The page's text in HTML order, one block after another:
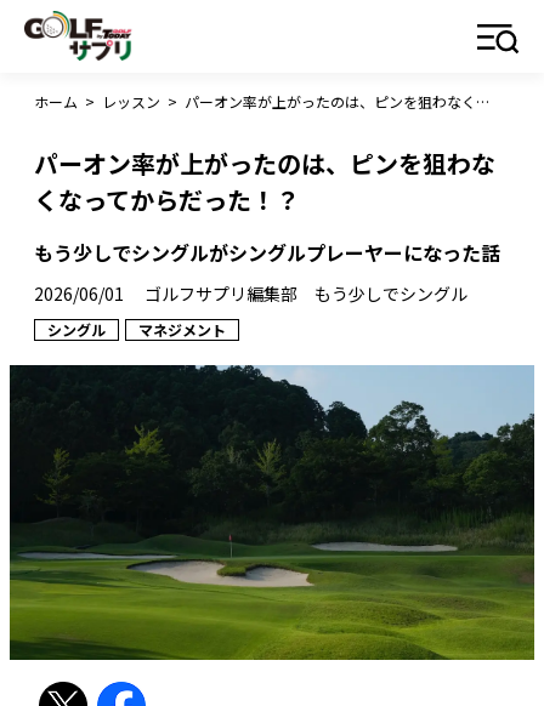
ホーム > レッスン > パーオン率が上がったのは、ピンを狙わなくなってからだった！？
パーオン率が上がったのは、ピンを狙わな
くなってからだった！？
もう少しでシングルがシングルプレーヤーになった話
2026/06/01 ゴルフサプリ編集部 もう少しでシングル
シングル マネジメント